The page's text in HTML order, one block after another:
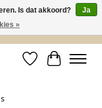
Shop nu de zomer
Verlanglijst
Is dat akkoord?
Ja
»